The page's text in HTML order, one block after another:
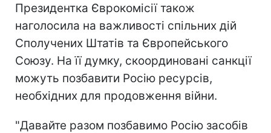
Президентка Єврокомісії також
наголосила на важливості спільних дій
Сполучених Штатів та Європейського
Союзу. На її думку, скоординовані санкції
можуть позбавити Росію ресурсів,
необхідних для продовження війни.
"Давайте разом позбавимо Росію засобів